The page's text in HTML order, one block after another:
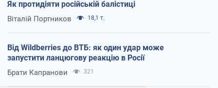
Як протидіяти російській балістиці
Віталій Портников 18,1 т.
Від Wildberries до ВТБ: як один удар може
запустити ланцюгову реакцію в Росії
Брати Капранови 321